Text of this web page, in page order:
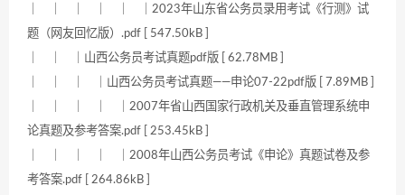
｜ ｜ ｜ ｜ ｜ ｜2023年山东省公务员录用考试《行测》试
题（网友回忆版）.pdf [ 547.50kB ]
｜ ｜ ｜山西公务员考试真题pdf版 [ 62.78MB ]
｜ ｜ ｜ ｜山西公务员考试真题——申论07-22pdf版 [ 7.89MB ]
｜ ｜ ｜ ｜ ｜2007年省山西国家行政机关及垂直管理系统申
论真题及参考答案.pdf [ 253.45kB ]
｜ ｜ ｜ ｜ ｜2008年山西公务员考试《申论》真题试卷及参
考答案.pdf [ 264.86kB ]